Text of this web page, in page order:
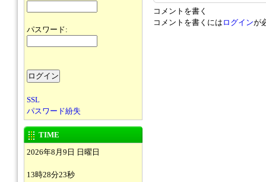
パスワード:
SSL
パスワード紛失
TIME
2026年8月9日 日曜日
13時28分23秒
コメントを書く
コメントを書くには ログインが